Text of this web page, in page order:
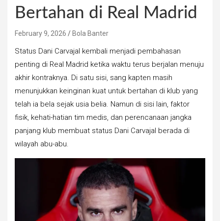
Bertahan di Real Madrid
February 9, 2026 Bola Banter
Status Dani Carvajal kembali menjadi pembahasan
penting di Real Madrid ketika waktu terus berjalan menuju
akhir kontraknya. Di satu sisi, sang kapten masih
menunjukkan keinginan kuat untuk bertahan di klub yang
telah ia bela sejak usia belia. Namun di sisi lain, faktor
fisik, kehati-hatian tim medis, dan perencanaan jangka
panjang klub membuat status Dani Carvajal berada di
wilayah abu-abu.